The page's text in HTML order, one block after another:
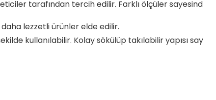
tarafından tercih edilir. Farklı ölçüler sayesind
lezzetli ürünler elde edilir.
kullanılabilir. Kolay sökülüp takılabilir yapısı say